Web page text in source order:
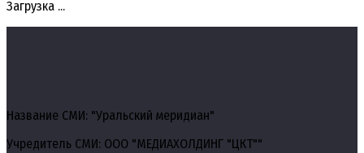
Загрузка ...
Название СМИ: "Уральский меридиан"
Учредитель СМИ: ООО "МЕДИАХОЛДИНГ "ЦКТ""